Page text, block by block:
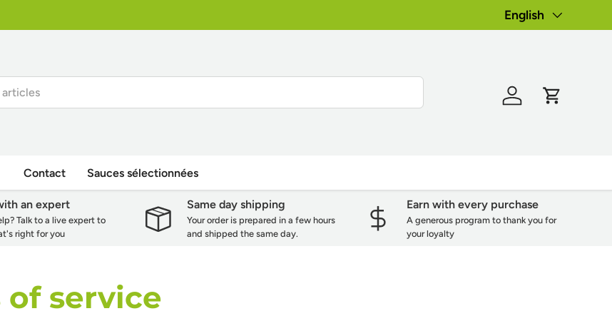
Language
English
Log in
Cart
Contact Sauces sélectionnées
an expert
Talk to a live expert to
right for you
Same day shipping
Your order is prepared in a few hours
and shipped the same day.
Earn with every purchase
A generous program to thank you for
your loyalty
of service